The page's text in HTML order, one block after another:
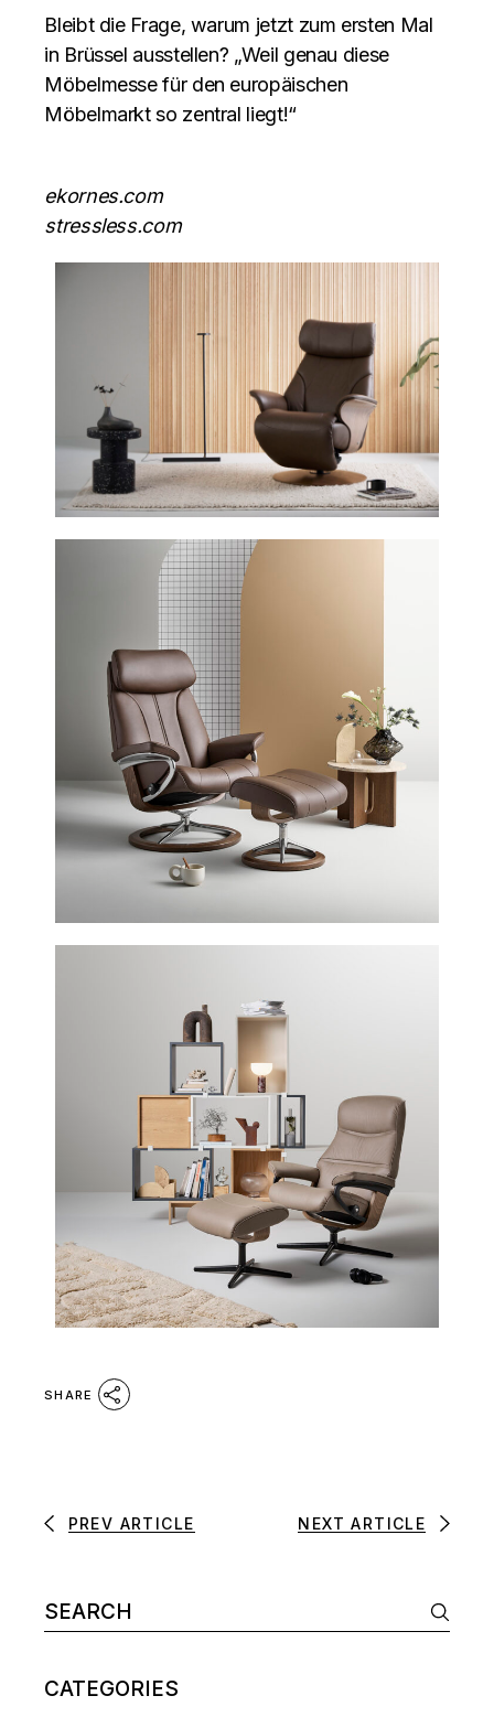
Bleibt die Frage, warum jetzt zum ersten Mal
in Brüssel ausstellen? „Weil genau diese
Möbelmesse für den europäischen
Möbelmarkt so zentral liegt!“
ekornes.com
stressless.com
SHARE
PREV ARTICLE NEXT ARTICLE
CATEGORIES